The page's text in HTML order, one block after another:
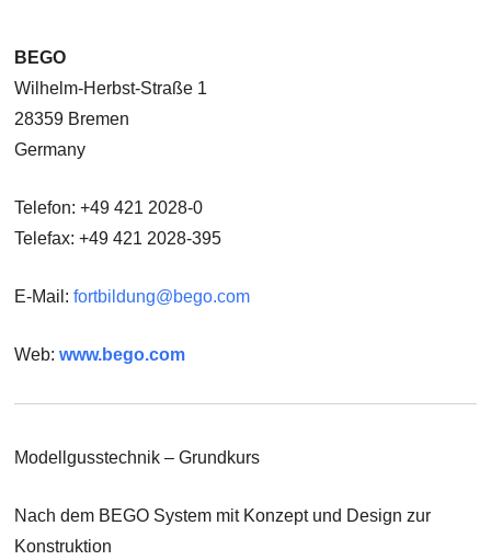
BEGO
Wilhelm-Herbst-Straße 1
28359 Bremen
Germany
Telefon: +49 421 2028-0
Telefax: +49 421 2028-395
E-Mail:fortbildung@bego.com
Web:www.bego.com
Modellgusstechnik – Grundkurs
Nach dem BEGO System mit Konzept und Design zur
Konstruktion